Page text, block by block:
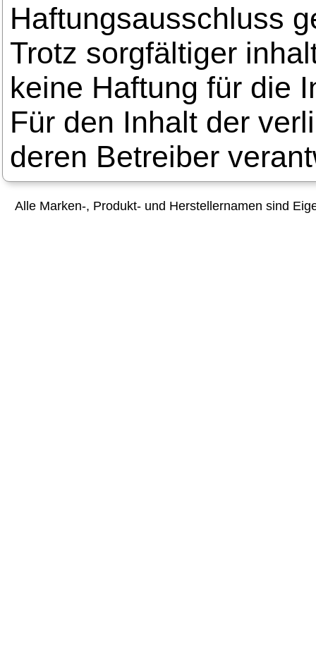
Haftungsausschluss
Trotz sorgfältiger
keine Haftung für die
Für den Inhalt der
deren Betreiber
Alle Marken-, Produkt- und Herstellernamen sind